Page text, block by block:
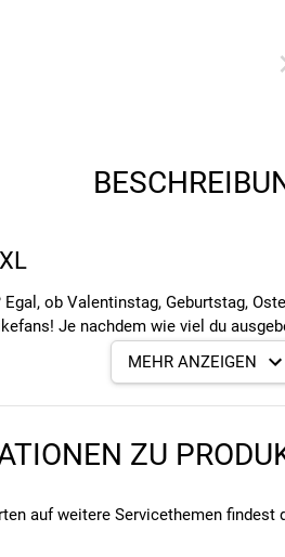
ob Valentinstag, Geburtstag,
Je nachdem wie viel du
werden.)
MEHR ANZEIGEN
ZU
auf weitere Servicethemen findest